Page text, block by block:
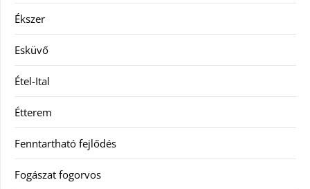
Ékszer
Esküvő
Étel-Ital
Étterem
Fenntartható fejlődés
Fogászat fogorvos